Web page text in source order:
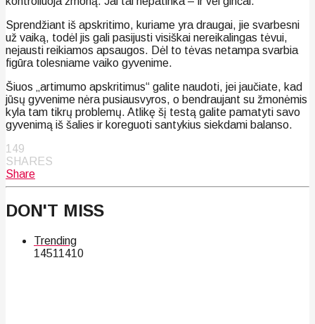
Sprendžiant iš apskritimo, kuriame yra draugai, jie svarbesni
už vaiką, todėl jis gali pasijusti visiškai nereikalingas tėvui,
nejausti reikiamos apsaugos. Dėl to tėvas netampa svarbia
figūra tolesniame vaiko gyvenime.
Šiuos „artimumo apskritimus“ galite naudoti, jei jaučiate, kad
jūsų gyvenime nėra pusiausvyros, o bendraujant su žmonėmis
kyla tam tikrų problemų. Atlikę šį testą galite pamatyti savo
gyvenimą iš šalies ir koreguoti santykius siekdami balanso.
149
SHARES
Share
DON'T MISS
Trending
14511410